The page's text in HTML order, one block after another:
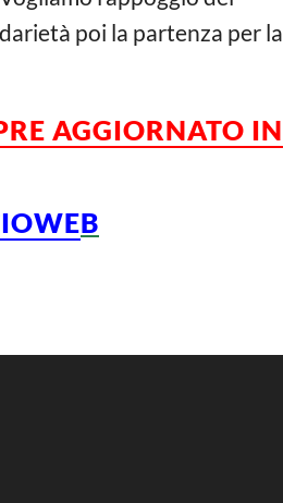
poi la partenza per la
AGGIORNATO IN
B